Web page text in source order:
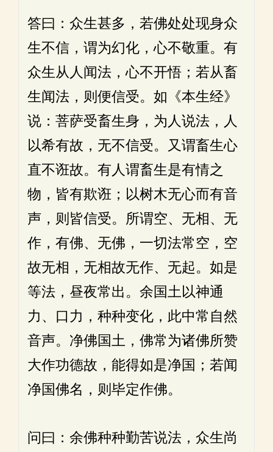
答曰：众生甚多，若佛处处现身众
生不信，谓为幻化，心不敬重。有
众生从人闻法，心不开悟；若从畜
生闻法，则便信受。如《本生经》
说：菩萨受畜生身，为人说法，人
以希有故，无不信受。又谓畜生心
直不诳故。有人谓畜生是有情之
物，皆有欺诳；以树木无心而有音
声，则皆信受。所谓空、无相、无
作，有佛、无佛，一切法常空，空
故无相，无相故无作、无起。如是
等法，昼夜常出。余国土以神通
力、口力，种种变化，此中常自然
音声。净佛国土，佛常为诸佛所赞
大作功德故，能得如是净国；若闻
净国佛名，则毕定作佛。
问曰：余佛种种勤苦说法，众生尚